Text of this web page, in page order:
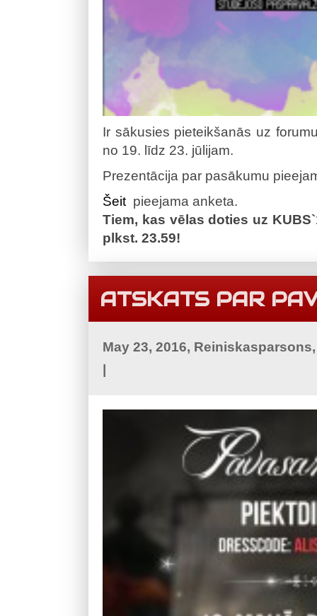
Ir sākusies pieteikšanās uz
no 19. līdz 23. jūlijam.
Prezentācija par pasākumu
Šeit pieejama anketa.
Tiem, kas vēlas doties uz
plkst. 23.59!
ATSKATS PAR
May 23, 2016,
|